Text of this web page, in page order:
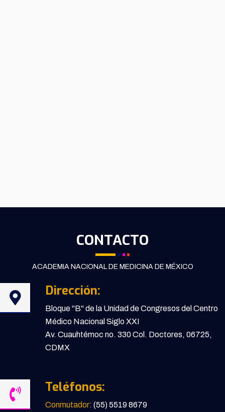
CONTACTO
ACADEMIA NACIONAL DE MEDICINA DE MÉXICO
Dirección:
Bloque "B" de la Unidad de Congresos del Centro
Médico Nacional Siglo XXI
Av. Cuauhtémoc no. 330 Col. Doctores, 06725,
CDMX
Teléfonos:
Conmutador: (55) 5519 8679